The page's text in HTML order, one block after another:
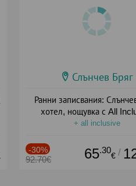
Слънчев Бряг
Ранни записвания:
хотел, нощувка с All
+ all inclusive
-30%
92.70€ 65.30
€ /